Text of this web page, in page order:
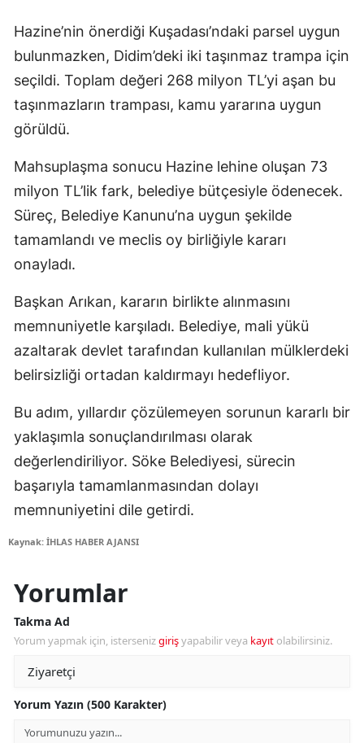
Hazine’nin önerdiği Kuşadası’ndaki parsel uygun
bulunmazken, Didim’deki iki taşınmaz trampa için
seçildi. Toplam değeri 268 milyon TL’yi aşan bu
taşınmazların trampası, kamu yararına uygun
görüldü.
Mahsuplaşma sonucu Hazine lehine oluşan 73
milyon TL’lik fark, belediye bütçesiyle ödenecek.
Süreç, Belediye Kanunu’na uygun şekilde
tamamlandı ve meclis oy birliğiyle kararı
onayladı.
Başkan Arıkan, kararın birlikte alınmasını
memnuniyetle karşıladı. Belediye, mali yükü
azaltarak devlet tarafından kullanılan mülklerdeki
belirsizliği ortadan kaldırmayı hedefliyor.
Bu adım, yıllardır çözülemeyen sorunun kararlı bir
yaklaşımla sonuçlandırılması olarak
değerlendiriliyor. Söke Belediyesi, sürecin
başarıyla tamamlanmasından dolayı
memnuniyetini dile getirdi.
Kaynak: İHLAS HABER AJANSI
Yorumlar
Takma Ad
Yorum yapmak için, istersenizgirişyapabilir veya kayıt olabilirsiniz.
Yorum Yazın (500 Karakter)